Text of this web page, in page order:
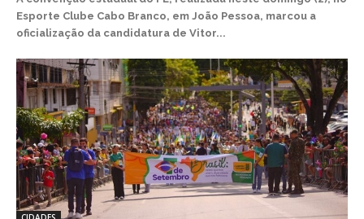
Esporte Clube Cabo Branco, em João Pessoa, marcou a
oficialização da candidatura de Vitor...